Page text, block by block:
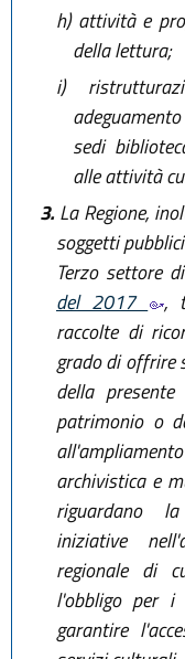
h)attività e
della lettura;
i)
sedi
alle attività
3.La Regione,
soggetti
Terzo settore
del 2017
,
raccolte di
grado di offrire
della
patrimonio o
archivistica e
riguardano
iniziative
regionale di
l'obbligo per
garantire